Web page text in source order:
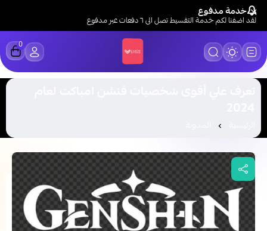
خدمة مدفوع
لقد اضفنا لكم خدمة التقسيط تصل الى ٦ دفعات عبر مدفوع
LUCK STORE
0